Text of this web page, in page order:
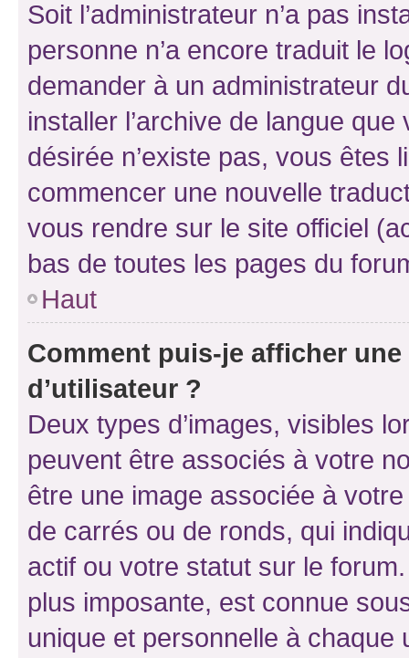
Soit l’administrateur n’a pas
personne n’a encore traduit le
demander à un administrateur
installer l’archive de langue
désirée n’existe pas, vous êtes
commencer une nouvelle
vous rendre sur le site officiel
bas de toutes les pages du
Haut
Comment puis-je afficher
d’utilisateur ?
Deux types d’images, visibles
peuvent être associés à votre
être une image associée à
de carrés ou de ronds, qui
actif ou votre statut sur le
plus imposante, est connue
unique et personnelle à chaque